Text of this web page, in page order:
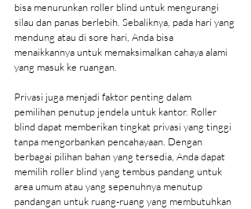
bisa menurunkan roller blind untuk mengurangi
silau dan panas berlebih. Sebaliknya, pada hari yang
mendung atau di sore hari, Anda bisa
menaikkannya untuk memaksimalkan cahaya alami
yang masuk ke ruangan.
Privasi juga menjadi faktor penting dalam
pemilihan penutup jendela untuk kantor. Roller
blind dapat memberikan tingkat privasi yang tinggi
tanpa mengorbankan pencahayaan. Dengan
berbagai pilihan bahan yang tersedia, Anda dapat
memilih roller blind yang tembus pandang untuk
area umum atau yang sepenuhnya menutup
pandangan untuk ruang-ruang yang membutuhkan